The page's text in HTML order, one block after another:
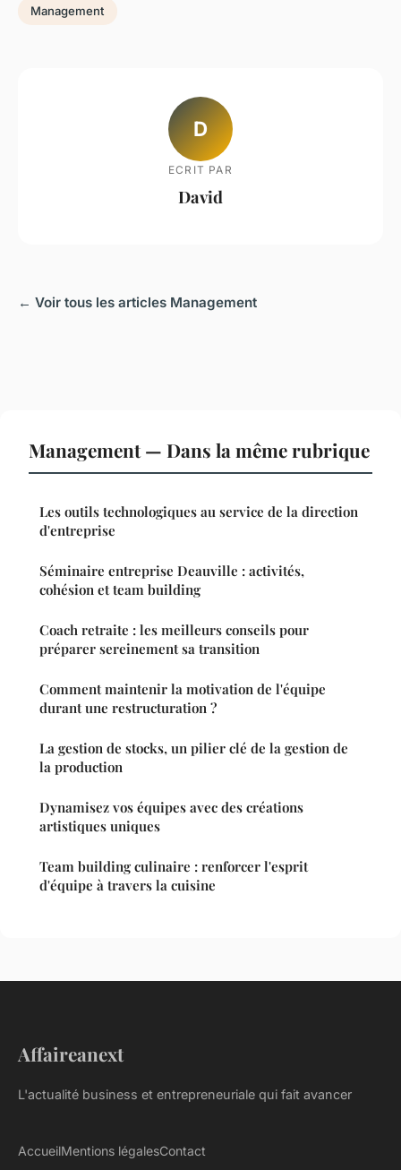
Management
D
ECRIT PAR
David
← Voir tous les articles Management
Management — Dans la même rubrique
Les outils technologiques au service de la direction
d'entreprise
Séminaire entreprise Deauville : activités,
cohésion et team building
Coach retraite : les meilleurs conseils pour
préparer sereinement sa transition
Comment maintenir la motivation de l'équipe
durant une restructuration ?
La gestion de stocks, un pilier clé de la gestion de
la production
Dynamisez vos équipes avec des créations
artistiques uniques
Team building culinaire : renforcer l'esprit
d'équipe à travers la cuisine
Affaireanext
L'actualité business et entrepreneuriale qui fait avancer
AccueilMentions légalesContact